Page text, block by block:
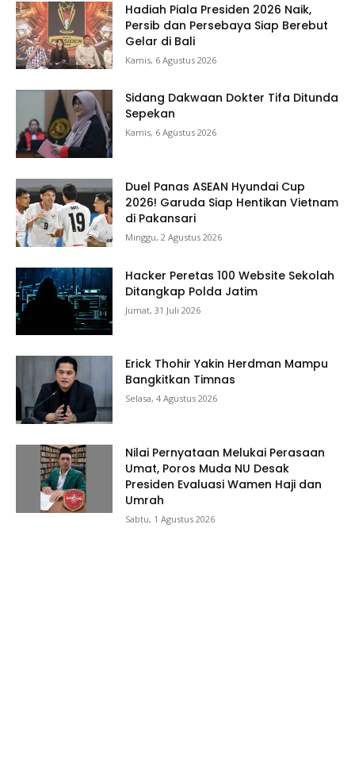
Hadiah Piala Presiden 2026 Naik,
Persib dan Persebaya Siap Berebut
Gelar di Bali
Kamis, 6 Agustus 2026
Sidang Dakwaan Dokter Tifa Ditunda
Sepekan
Kamis, 6 Agustus 2026
Duel Panas ASEAN Hyundai Cup
2026! Garuda Siap Hentikan Vietnam
di Pakansari
Minggu, 2 Agustus 2026
Hacker Peretas 100 Website Sekolah
Ditangkap Polda Jatim
Jumat, 31 Juli 2026
Erick Thohir Yakin Herdman Mampu
Bangkitkan Timnas
Selasa, 4 Agustus 2026
Nilai Pernyataan Melukai Perasaan
Umat, Poros Muda NU Desak
Presiden Evaluasi Wamen Haji dan
Umrah
Sabtu, 1 Agustus 2026